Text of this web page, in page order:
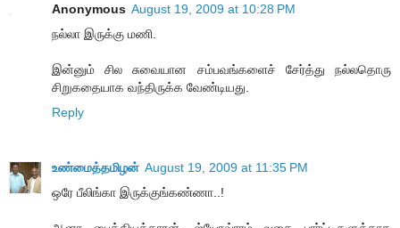
Anonymous August 19, 2009 at 10:28 PM
நல்லா இருக்கு மணி.
இன்னும் சில சுவையான சம்பவங்களைச் சேர்த்து நல்லதொரு
சிறுகதையாக வந்திருக்க வேண்டியது.
Reply
உண்மைத்தமிழன் August 19, 2009 at 11:35 PM
ஒரே பீலிங்கா இருக்குங்கண்ணா..!